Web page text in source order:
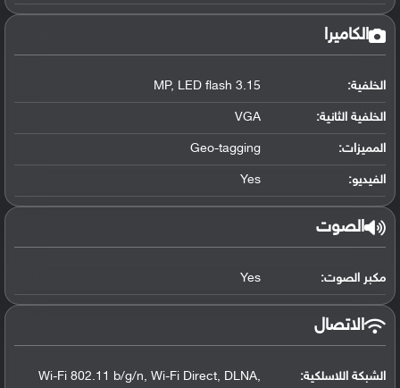
الكاميرا
الخلفية: 3.15 MP, LED flash
الخلفية الثانية: VGA
المميزات: Geo-tagging
الفيديو: Yes
الصوت
مكبر الصوت: Yes
الاتصال
الشبكة اللاسلكية:
Wi-Fi 802.11 b/g/n, Wi-Fi Direct, DLNA,